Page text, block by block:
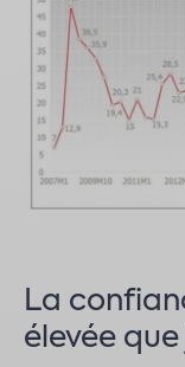
La
élevée